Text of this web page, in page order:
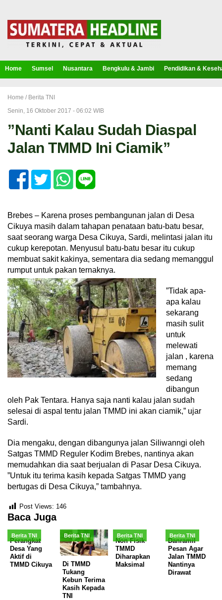
Home Sumsel Nusantara Bengkulu & Jambi Pendidikan &
Home / Berita TNI
Senin, 16 Oktober 2017 - 06:02 WIB
”Nanti Kalau Sudah Diaspal
Jalan TMMD Ini Ciamik”
Brebes – Karena proses pembangunan jalan di Desa
Cikuya masih dalam tahapan penataan batu-batu besar,
saat seorang warga Desa Cikuya, Sardi, melintasi jalan itu
cukup kerepotan. Menyusul batu-batu besar itu cukup
membuat sakit kakinya, sementara dia sedang memanggul
rumput untuk pakan ternaknya.
”Tidak apa-
apa kalau
sekarang
masih sulit
untuk
melewati
jalan , karena
memang
sedang
dibangun
oleh Pak Tentara. Hanya saja nanti kalau jalan sudah
selesai di aspal tentu jalan TMMD ini akan ciamik,” ujar
Sardi.
Dia mengaku, dengan dibangunya jalan Siliwanngi oleh
Satgas TMMD Reguler Kodim Brebes, nantinya akan
memudahkan dia saat berjualan di Pasar Desa Cikuya.
”Untuk itu terima kasih kepada Satgas TMMD yang
bertugas di Desa Cikuya,” tambahnya.
Post Views: 146
Baca Juga
Berita TNI
Perangkat
Desa Yang
Aktif di
TMMD Cikuya
Berita TNI
Di TMMD
Tukang
Kebun Terima
Kasih Kepada
TNI
Berita TNI
Non Fisik
TMMD
Diharapkan
Maksimal
Berita TNI
Danramil
Pesan Agar
Jalan TMMD
Nantinya
Dirawat